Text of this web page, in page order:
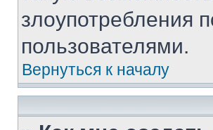
злоупотребления
пользователями.
Вернуться к началу